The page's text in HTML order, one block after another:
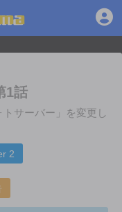
1話
サーバー」を変更し
2